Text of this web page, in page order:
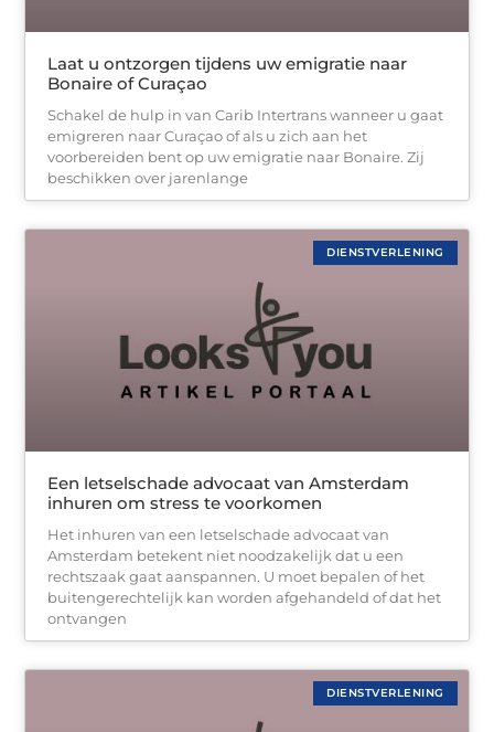
Laat u ontzorgen tijdens uw emigratie naar
Bonaire of Curaçao
Schakel de hulp in van Carib Intertrans wanneer u gaat
emigreren naar Curaçao of als u zich aan het
voorbereiden bent op uw emigratie naar Bonaire. Zij
beschikken over jarenlange
DIENSTVERLENING
Een letselschade advocaat van Amsterdam
inhuren om stress te voorkomen
Het inhuren van een letselschade advocaat van
Amsterdam betekent niet noodzakelijk dat u een
rechtszaak gaat aanspannen. U moet bepalen of het
buitengerechtelijk kan worden afgehandeld of dat het
ontvangen
DIENSTVERLENING